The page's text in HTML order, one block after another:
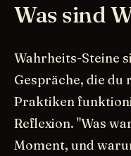
Was sind
Wahrheits-Steine
Gespräche, die
Praktiken
Reflexion. "Was
Moment, und